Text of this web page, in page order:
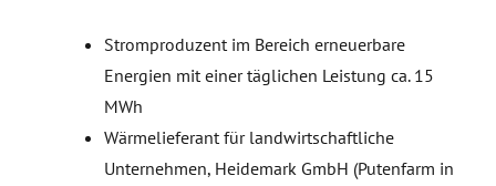
Stromproduzent im Bereich erneuerbare
Energien mit einer täglichen Leistung ca. 15
MWh
Wärmelieferant für landwirtschaftliche
Unternehmen, Heidemark GmbH (Putenfarm in